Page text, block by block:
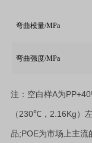
弯曲模量/MPa
弯曲强度/MPa
注：空白样A为
（ 230℃ ， 2.16Kg ）
品;POE为市场上主流